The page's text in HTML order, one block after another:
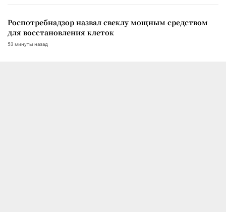
Роспотребнадзор назвал свеклу мощным средством
для восстановления клеток
53 минуты назад